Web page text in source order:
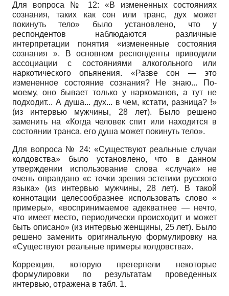
Для вопроса № 12: «В измененных состояниях
сознания, таких как сон или транс, дух может
покинуть тело» было установлено, что у
респондентов наблюдаются различные
интерпретации понятия «измененные состояния
сознания ». В основном респонденты приводили
ассоциации с состояниями алкогольного или
наркотического опьянения. «Разве сон — это
измененное состояние сознания? Не знаю... По-
моему, оно бывает только у наркоманов, а тут не
подходит... А душа... дух... в чем, кстати, разница? !»
(из интервью мужчины, 28 лет). Было решено
заменить на «Когда человек спит или находится в
состоянии транса, его душа может покинуть тело».
Для вопроса № 24: «Существуют реальные случаи
колдовства» было установлено, что в данном
утверждении использование слова «случаи» не
очень оправдано «с точки зрения эстетики русского
языка» (из интервью мужчины, 28 лет). В такой
коннотации целесообразнее использовать слово «
примеры», «воспринимаемое адекватнее — нечто,
что имеет место, периодически происходит и может
быть описано» (из интервью женщины, 25 лет). Было
решено заменить оригинальную формулировку на
«Существуют реальные примеры колдовства».
Коррекция, которую претерпели некоторые
формулировки по результатам проведенных
интервью, отражена в табл. 1.